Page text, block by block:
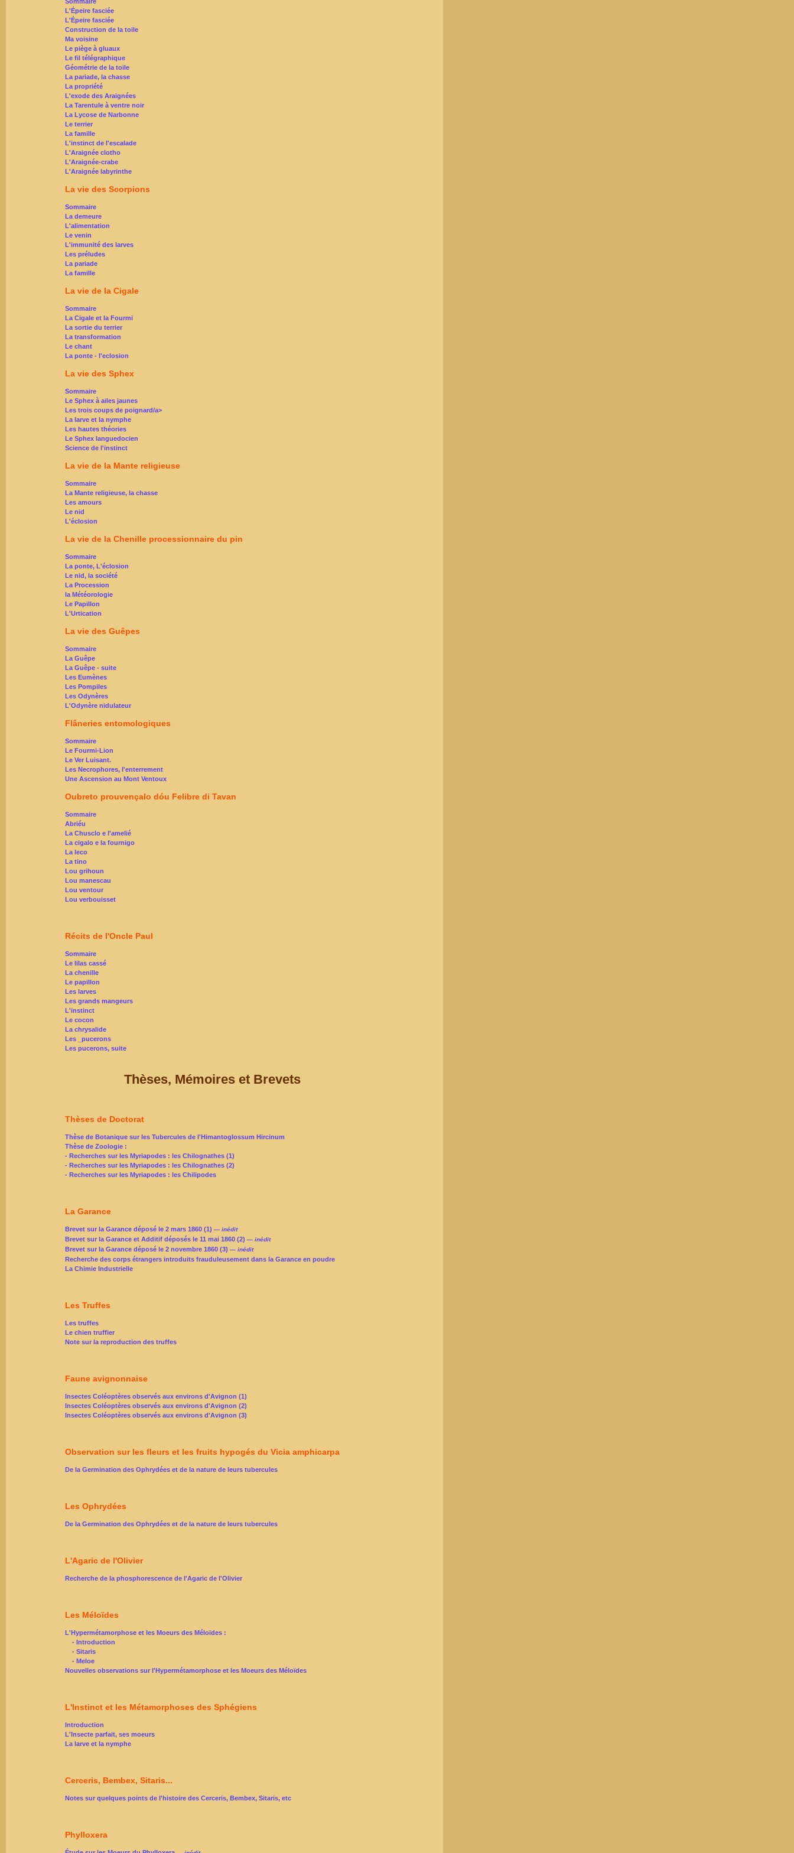
L'Épeire fasciée
L'Épeire fasciée
Construction de la toile
Ma voisine
Le piège à gluaux
Le fil télégraphique
Géométrie de la toile
La pariade, la chasse
La propriété
L'exode des Araignées
La Tarentule à ventre noir
La Lycose de Narbonne
Le terrier
La famille
L'instinct de l'escalade
L'Araignée clotho
L'Araignée-crabe
L'Araignée labyrinthe
La vie des Scorpions
Sommaire
La demeure
L'alimentation
Le venin
L'immunité des larves
Les préludes
La pariade
La famille
La vie de la Cigale
Sommaire
La Cigale et la Fourmi
La sortie du terrier
La transformation
Le chant
La ponte - l'eclosion
La vie des Sphex
Sommaire
Le Sphex à ailes jaunes
Les trois coups de poignard/a>
La larve et la nymphe
Les hautes théories
Le Sphex languedocien
Science de l'instinct
La vie de la Mante religieuse
Sommaire
La Mante religieuse, la chasse
Les amours
Le nid
L'éclosion
La vie de la Chenille processionnaire du pin
Sommaire
La ponte, L'éclosion
Le nid, la société
La Procession
la Météorologie
Le Papillon
L'Urtication
La vie des Guêpes
Sommaire
La Guêpe
La Guêpe - suite
Les Eumènes
Les Pompiles
Les Odynères
L'Odynère nidulateur
Flâneries entomologiques
Sommaire
Le Fourmi-Lion
Le Ver Luisant.
Les Necrophores, l'enterrement
Une Ascension au Mont Ventoux
Oubreto prouvençalo dóu Felibre di Tavan
Sommaire
Abriéu
La Chusclo e l'amelié
La cigalo e la fournigo
La leco
La tino
Lou grihoun
Lou manescau
Lou ventour
Lou verbouisset
Récits de l'Oncle Paul
Sommaire
Le lilas cassé
La chenille
Le papillon
Les larves
Les grands mangeurs
L'instinct
Le cocon
La chrysalide
Les _pucerons
Les pucerons, suite
Thèses, Mémoires et Brevets
Thèses de Doctorat
Thèse de Botanique sur les Tubercules de l'Himantoglossum Hircinum
Thèse de Zoologie :
- Recherches sur les Myriapodes : les Chilognathes (1)
- Recherches sur les Myriapodes : les Chilognathes (2)
- Recherches sur les Myriapodes : les Chilipodes
La Garance
Brevet sur la Garance déposé le 2 mars 1860 (1) — inédit
Brevet sur la Garance et Additif déposés le 11 mai 1860 (2) — inédit
Brevet sur la Garance déposé le 2 novembre 1860 (3) — inédit
Recherche des corps étrangers introduits frauduleusement dans la Garance en poudre
La Chimie Industrielle
Les Truffes
Les truffes
Le chien truffier
Note sur la reproduction des truffes
Faune avignonnaise
Insectes Coléoptères observés aux environs d'Avignon (1)
Insectes Coléoptères observés aux environs d'Avignon (2)
Insectes Coléoptères observés aux environs d'Avignon (3)
Observation sur les fleurs et les fruits hypogés du Vicia amphicarpa
De la Germination des Ophrydées et de la nature de leurs tubercules
Les Ophrydées
De la Germination des Ophrydées et de la nature de leurs tubercules
L'Agaric de l'Olivier
Recherche de la phosphorescence de l'Agaric de l'Olivier
Les Méloïdes
L'Hypermétamorphose et les Moeurs des Méloïdes :
- Introduction
- Sitaris
- Meloe
Nouvelles observations sur l'Hypermétamorphose et les Moeurs des Méloïdes
L'Instinct et les Métamorphoses des Sphégiens
Introduction
L'Insecte parfait, ses moeurs
La larve et la nymphe
Cerceris, Bembex, Sitaris...
Notes sur quelques points de l'histoire des Cerceris, Bembex, Sitaris, etc
Phylloxera